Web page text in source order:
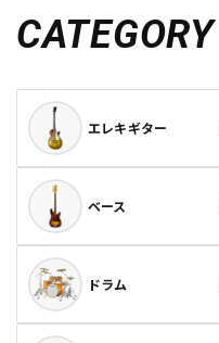
CATEGORY
エレキギター
ベース
ドラム